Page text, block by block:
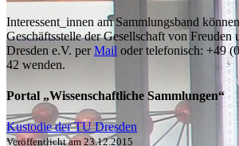
Interessent_innen am Sammlungsband
Geschäftsstelle der Gesellschaft von
Dresden e.V. perMail oder telefonisch: +49
42 wenden.
Portal „Wissenschaftliche Sammlungen“
Kustodie der TU Dresden
Veröffentlicht am 23.12.2015